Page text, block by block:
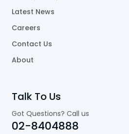
Latest News
Careers
Contact Us
About
Talk To Us
Got Questions? Call us
02-8404888